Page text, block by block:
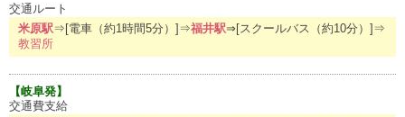
交通ルート
米原駅⇒[電車（約1時間5分）]⇒福井駅⇒[スクールバス（約10分）]⇒
教習所
【岐阜発】
交通費支給